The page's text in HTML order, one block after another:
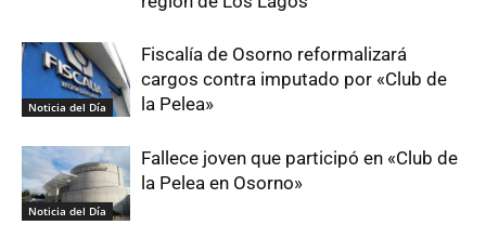
Noticia del Día
Fiscalía de Osorno reformalizará
cargos contra imputado por «Club de
la Pelea»
Noticia del Día
Fallece joven que participó en «Club de
la Pelea en Osorno»